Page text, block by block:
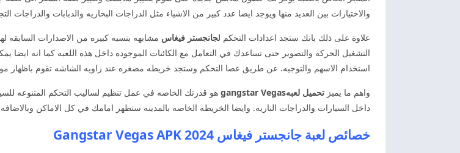
والاختيارات بين العديد منها ويوجد ايضا عدد كبير من الاشياء مثل الدراجات البخاريه والدبابات والدراجات
علاوة على ذلك بانك ستجد اعدادات التحكم لجانجستر فيغاس مشابهه بنسبه كبيره من الاصدارات السابقه
التشغيل الحركه والتصوير حتى تساعدك في التعامل مع الكائنات الموجوده داخل هذه اللعبه كما انه
استخدام الاسهم والتوجيه. عن طريق عصا التحكم وستجد خريطه مصغره عند زاويه الشاشه تقوم باظهار
واهم ما يميز تحميل لعبهgangstar Vegas
هو قدرتك الخاصه في عمل تنظيم لساليب التحكم المتنوعه
داخل السيارات والدراجات الناريه. وايضا الخريطه الخاصه بالمدينه ستظهر امامك في كل الاماكن
خصائص لعبة جانجستر فيغاس Gangstar Vegas APK 2024